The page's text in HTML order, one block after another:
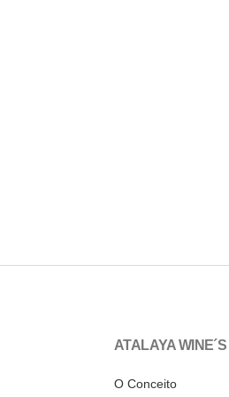
ATALAYA WINE´S
O Conceito